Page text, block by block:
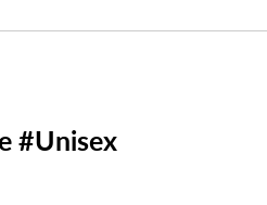
#Unisex